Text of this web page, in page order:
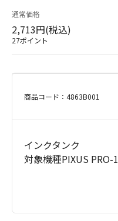
通常価格
2,713円(税込)
27ポイント
商品コード：4863B001
インクタンク
対象機種PIXUS PRO-1